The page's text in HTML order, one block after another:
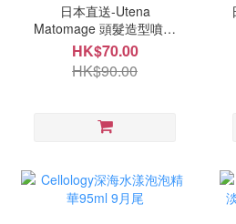
日本直送-Utena
Matomage 頭髮造型噴霧
100ml 9月尾
HK$70.00
HK$90.00